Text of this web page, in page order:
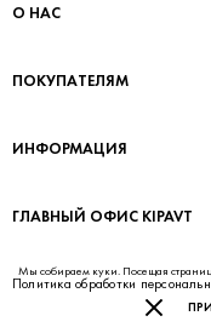
О НАС
ПОКУПАТЕЛЯМ
ИНФОРМАЦИЯ
ГЛАВНЫЙ ОФИС KIPAVT
Политика обработки
Мы собираем куки. Посещая